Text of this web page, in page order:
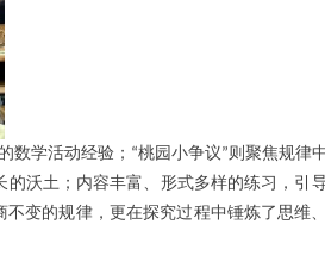
的数学活动经验； “桃园小争议”则聚焦规律
的沃土 ；内容丰富、形式多样的练习，引
变的规律，更在探究过程中锤炼了思维